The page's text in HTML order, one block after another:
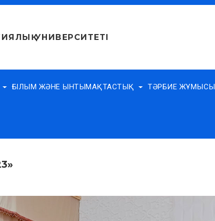
УНИВЕРСИТЕТІ
ҒЫЛЫМ ЖӘНЕ ЫНТЫМАҚТАСТЫҚ ТӘРБИЕ ЖҰМЫСЫ